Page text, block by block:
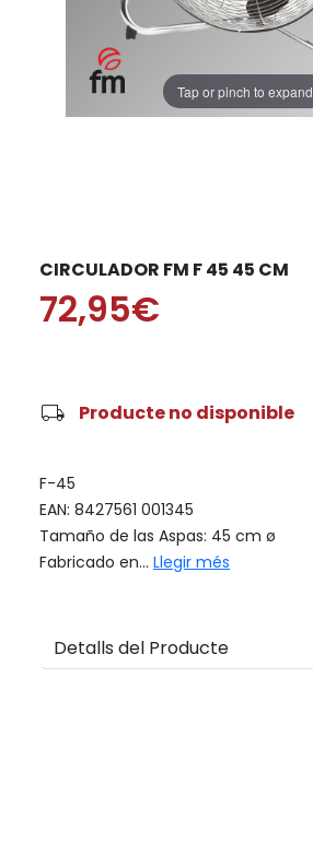
Tap or pinch to expand
CIRCULADOR FM F 45 45 CM
72,95€
local_shipping Producte no disponible
F-45
EAN: 8427561 001345
Tamaño de las Aspas: 45 cm ø
Fabricado en... Llegir més
Detalls del Producte